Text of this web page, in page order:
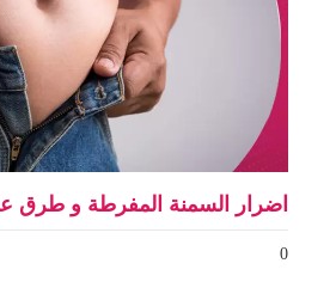
اضرار السمنة المفرطة و طرق
0